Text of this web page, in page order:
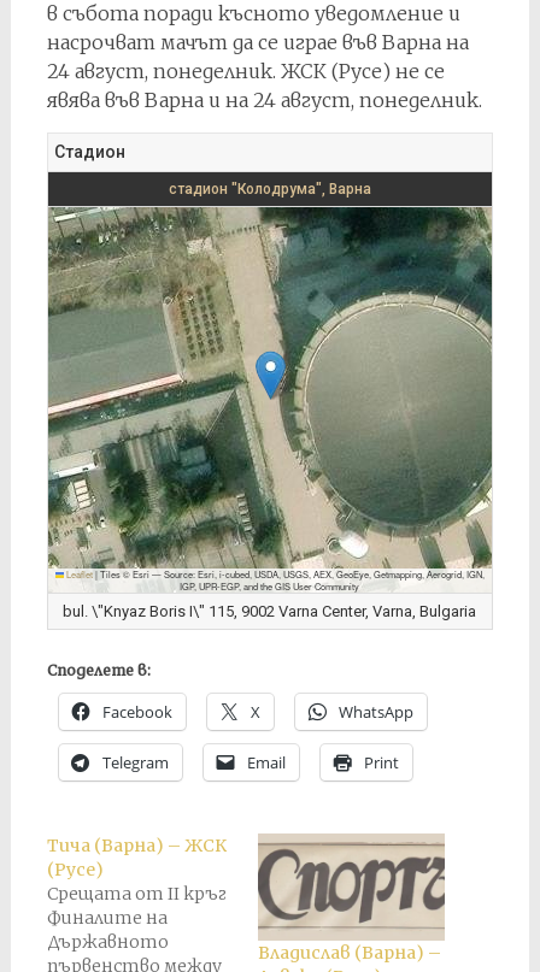
в събота поради късното уведомление и
насрочват мачът да се играе във Варна на
24 август, понеделник. ЖСК (Русе) не се
явява във Варна и на 24 август, понеделник.
Стадион
стадион "Колодрума", Варна
Leaflet |Tiles © Esri — Source: Esri, i-cubed, USDA, USGS, AEX, GeoEye, Getmapping, Aerogrid, IGN,
IGP, UPR-EGP, and the GIS User Community
bul. \"Knyaz Boris I\" 115, 9002 Varna Center, Varna, Bulgaria
Споделете в:
Facebook X WhatsApp
Telegram Email Print
Тича (Варна) – ЖСК
(Русе)
Срещата от II кръг
Финалите на
Държавното
първенство между
Владислав (Варна) –